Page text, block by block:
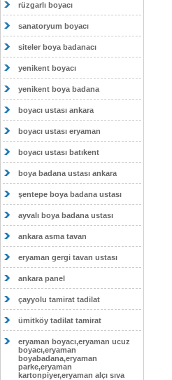
rüzgarlı boyacı
sanatoryum boyacı
siteler boya badanacı
yenikent boyacı
yenikent boya badana
boyacı ustası ankara
boyacı ustası eryaman
boyacı ustası batıkent
boya badana ustası ankara
şentepe boya badana ustası
ayvalı boya badana ustası
ankara asma tavan
eryaman gergi tavan ustası
ankara panel
çayyolu tamirat tadilat
ümitköy tadilat tamirat
eryaman boyacı,eryaman ucuz
boyacı,eryaman
boyabadana,eryaman
parke,eryaman
kartonpiyer,eryaman alçı sıva